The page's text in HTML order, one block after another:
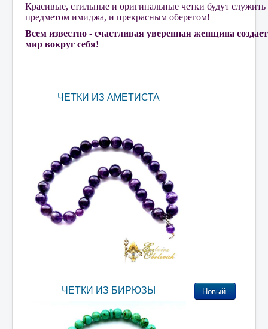
Красивые, стильные и оригинальные четки будут служить
предметом имиджа, и прекрасным оберегом!
Всем известно - счастливая уверенная женщина
мир вокруг себя!
ЧЕТКИ ИЗ АМЕТИСТА
ЧЕТКИ ИЗ БИРЮЗЫ Новый